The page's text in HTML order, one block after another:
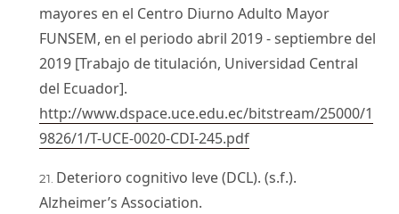
mayores en el Centro Diurno Adulto Mayor
FUNSEM, en el periodo abril 2019 - septiembre del
2019 [Trabajo de titulación, Universidad Central
del Ecuador].
http://www.dspace.uce.edu.ec/bitstream/25000/1
9826/1/T-UCE-0020-CDI-245.pdf
Deterioro cognitivo leve (DCL). (s.f.).
Alzheimer’s Association.